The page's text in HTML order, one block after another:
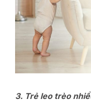
3. Trẻ leo trèo